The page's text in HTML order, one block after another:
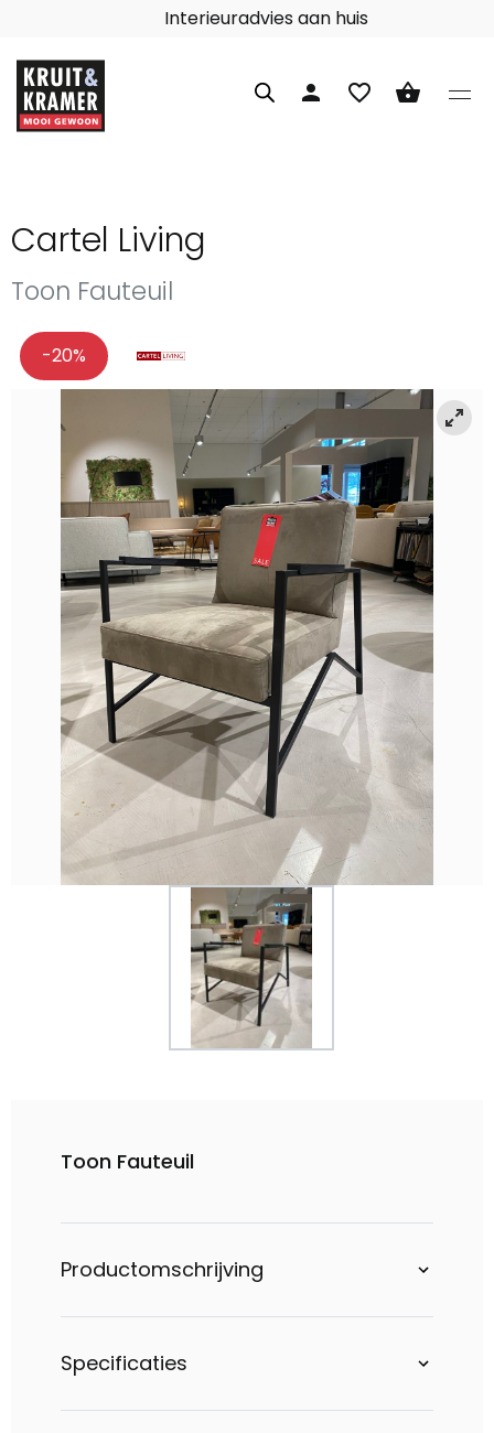
Interieuradvies aan huis
person favorite_border shopping_basket
Cartel Living
Toon Fauteuil
-20%
Toon Fauteuil
Productomschrijving
Specificaties